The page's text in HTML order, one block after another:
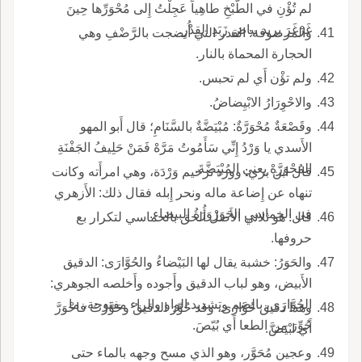
لم تُؤْنِ في الطَّبْخِ طاهِياً عَجِلْتُ إِلى مُحْوَرِّها حِينَ
غَرْغَرَ يريد بياض زَبَدِ القِدْرِ.
والمرضوفة: القدر التي أُنضجت بالرَّضْفِ وهي
الحجارة المحماة بالنار.
ولم تؤْن أَي لم تحبس.
والاحْوِرَارُ الابْيِضاضُ.
وقَصْعَةٌ مُحْوَرَّةٌ: مُبْيَضَّةٌ بالسَّنَامِ؛ قال أَبو المهو
الأَسدي يا وَرْدُ إِنِّي سَأَمُوتُ مَرَّهْ فَمَنْ حَلِيفُ الجَفْنَةِ
المُحْوَرَّهْ يعني المُبْيَضَّةَ.
قال ابن بري: وورد ترخيم وَرْدَة، وهي امرأَته وكانت
تنهاه عن إِضاعة ماله ونحر إِبله فقال ذلك: الأَزهري
في الخماسي الحَوَرْوَرَةُ البيضاء.
قال: هو ثلاثي الأَصل أُلحق بالخماسي لتكرار بع
حروفها.
والحَوَرُ: خشبة يقال لها البَيْضاءُ والحُوَّارَى: الدقيق
الأَبيض، وهو لباب الدقيق وأَجوده وأَخلصه الجوهري:
الحُوَّارَى، بالضم وتشديد الواو والراء مفتوحة، ما
حُوِّرَ من الطعا أَي بُيّصَ.
وهذا دقيق حُوَّارَى، وقد حُوِّرَ الدقيقُ وحَوَّرْتُ فاحْوَرَّ
أَي ابْيَضَّ.
وعجين مُحَوَّر، وهو الذي مسح وجهه بالماء حتى